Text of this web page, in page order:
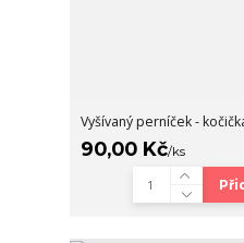
Vyšívaný perníček -
90,00 Kč/ks